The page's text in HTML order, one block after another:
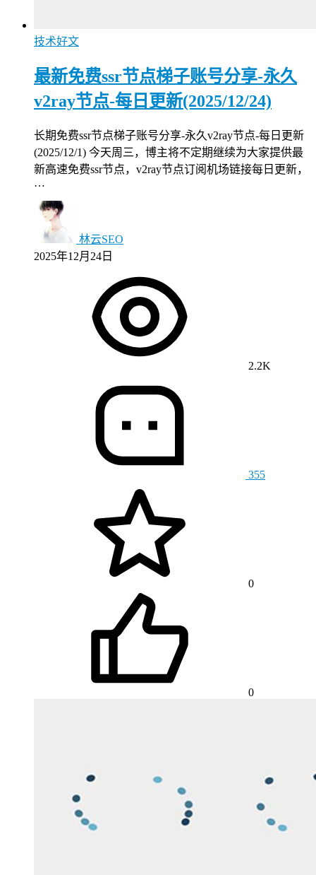
技术好文
最新免费ssr节点梯子账号分享-永久
v2ray节点-每日更新(2025/12/24)
长期免费ssr节点梯子账号分享-永久v2ray节点-每日更新
(2025/12/1) 今天周三，博主将不定期继续为大家提供最
新高速免费ssr节点，v2ray节点订阅机场链接每日更新，
…
林云SEO
2025年12月24日
2.2K
355
0
0